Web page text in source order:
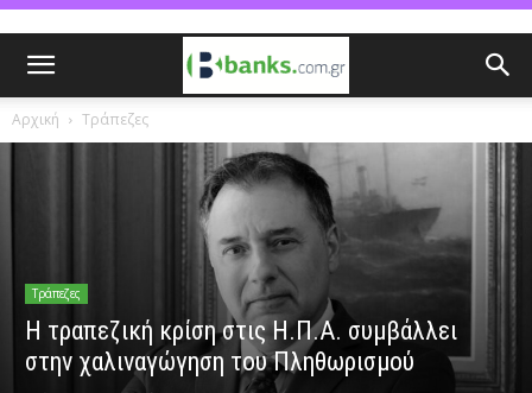
Αρχική Τράπεζες
Τράπεζες
Η τραπεζική κρίση στις Η.Π.Α. συμβάλλει
στην χαλιναγώγηση του Πληθωρισμού